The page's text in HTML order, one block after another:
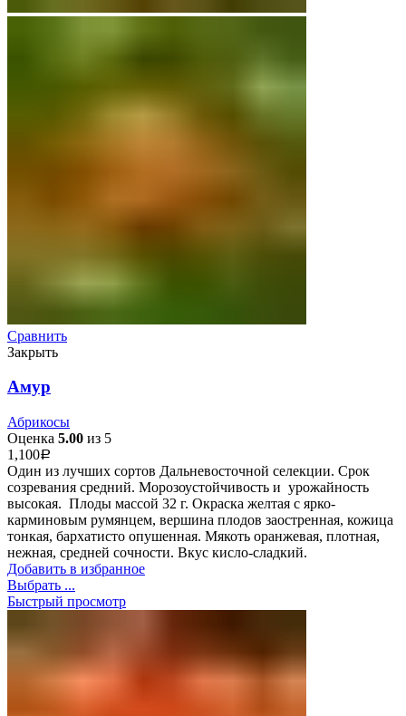
Сравнить
Закрыть
Амур
Абрикосы
Оценка 5.00 из 5
1,100Р
Один из лучших сортов Дальневосточной селекции. Срок
созревания средний. Морозоустойчивость и урожайность
высокая. Плоды массой 32 г. Окраска желтая с ярко-
карминовым румянцем, вершина плодов заостренная, кожица
тонкая, бархатисто опушенная. Мякоть оранжевая, плотная,
нежная, средней сочности. Вкус кисло-сладкий.
Добавить в избранное
Выбрать ...
Быстрый просмотр